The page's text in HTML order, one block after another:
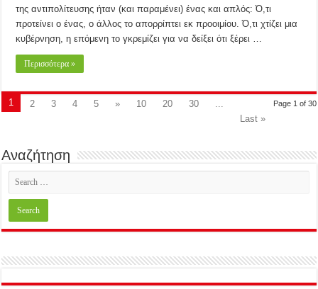
της αντιπολίτευσης ήταν (και παραμένει) ένας και απλός: Ό,τι
προτείνει ο ένας, ο άλλος το απορρίπτει εκ προοιμίου. Ό,τι χτίζει μια
κυβέρνηση, η επόμενη το γκρεμίζει για να δείξει ότι ξέρει …
Περισσότερα »
Page 1 of 30
1 2 3 4 5 » 10 20 30
Last »
Αναζήτηση